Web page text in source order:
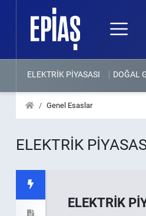
ELEKTRİK PİYASASI DOĞAL
Genel Esaslar
ELEKTRİK
ELEKTRİK